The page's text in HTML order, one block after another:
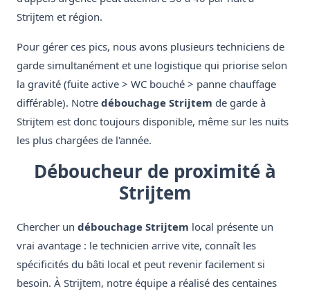
Strijtem et région.
Pour gérer ces pics, nous avons plusieurs techniciens de
garde simultanément et une logistique qui priorise selon
la gravité (fuite active > WC bouché > panne chauffage
différable). Notre débouchage Strijtem de garde à
Strijtem est donc toujours disponible, même sur les nuits
les plus chargées de l'année.
Déboucheur de proximité à
Strijtem
Chercher un débouchage Strijtem local présente un
vrai avantage : le technicien arrive vite, connaît les
spécificités du bâti local et peut revenir facilement si
besoin. À Strijtem, notre équipe a réalisé des centaines